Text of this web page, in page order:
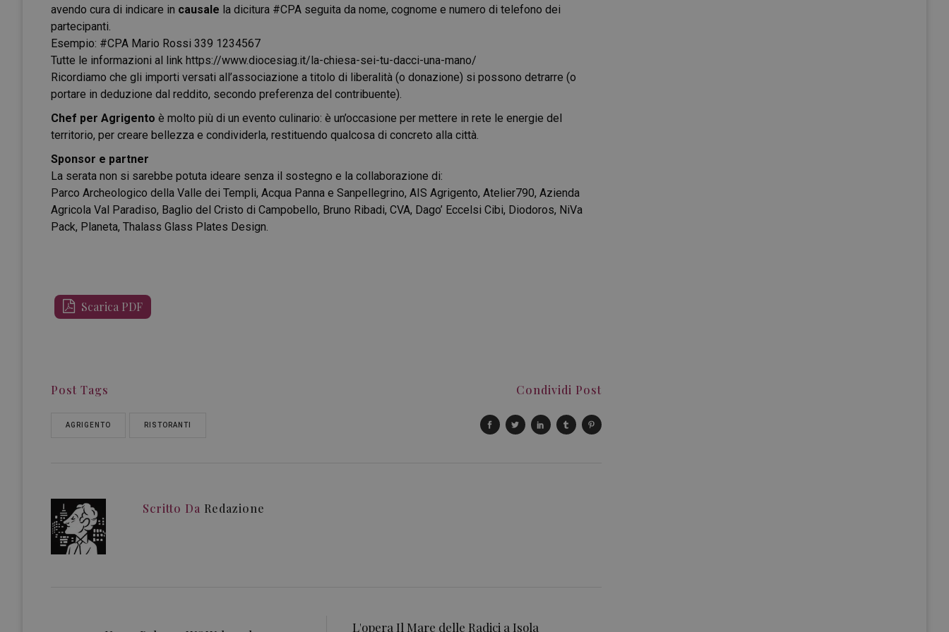
avendo cura di indicare in causale la dicitura #CPA seguita da nome, cognome e numero di telefono dei
partecipanti.
Esempio: #CPA Mario Rossi 339 1234567
Tutte le informazioni al link https://www.diocesiag.it/la-chiesa-sei-tu-dacci-una-mano/
Ricordiamo che gli importi versati all’associazione a titolo di liberalità (o donazione) si possono detrarre (o
portare in deduzione dal reddito, secondo preferenza del contribuente).
Chef per Agrigento è molto più di un evento culinario: è un’occasione per mettere in rete le energie del
territorio, per creare bellezza e condividerla, restituendo qualcosa di concreto alla città.
Sponsor e partner
La serata non si sarebbe potuta ideare senza il sostegno e la collaborazione di:
Parco Archeologico della Valle dei Templi, Acqua Panna e Sanpellegrino, AIS Agrigento, Atelier790, Azienda
Agricola Val Paradiso, Baglio del Cristo di Campobello, Bruno Ribadi, CVA, Dago’ Eccelsi Cibi, Diodoros, NiVa
Pack, Planeta, Thalass Glass Plates Design.
Scarica PDF
Post Tags
AGRIGENTO RISTORANTI
Condividi Post
Scritto Da Redazione
L'opera Il Mare delle Radici a Isola